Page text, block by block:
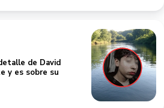
de David
y es sobre su